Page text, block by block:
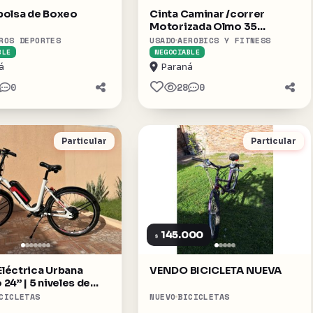
de Boxeo
DEPORTES
0
Cinta Caminar /correr
Motorizada Olmo 35
Fitness.
USADOAEROBICS Y FITNESS
NEGOCIABLE
Paraná
28 0
Particular
Urbana
| 5 niveles de
Particular
$ 145.000
VENDO BICICLETA NUEVA
NUEVO BICICLETAS